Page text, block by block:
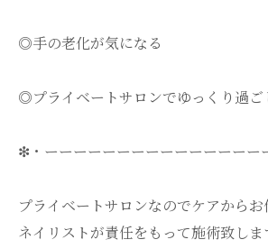
◎手の老化が気になる
◎プライベートサロンでゆっくり過ご
❇・ーーーーーーーーーーーーーーー
プライベートサロンなのでケアから
ネイリストが責任をもって施術致しま